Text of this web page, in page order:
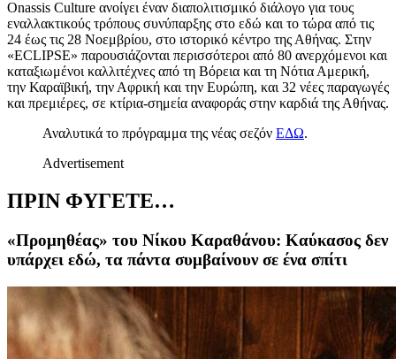
Onassis Culture ανοίγει έναν διαπολιτισμικό διάλογο για τους
εναλλακτικούς τρόπους συνύπαρξης στο εδώ και το τώρα από τις
24 έως τις 28 Νοεμβρίου, στο ιστορικό κέντρο της Αθήνας. Στην
«ECLIPSE» παρουσιάζονται περισσότεροι από 80 ανερχόμενοι και
καταξιωμένοι καλλιτέχνες από τη Βόρεια και τη Νότια Αμερική,
την Καραϊβική, την Αφρική και την Ευρώπη, και 32 νέες παραγωγές
και πρεμιέρες, σε κτίρια-σημεία αναφοράς στην καρδιά της Αθήνας.
Αναλυτικά το πρόγραμμα της νέας σεζόν ΕΔΩ.
Advertisement
ΠΡΙΝ ΦΥΓΕΤΕ…
«Προμηθέας» του Νίκου Καραθάνου: Καύκασος δεν
υπάρχει εδώ, τα πάντα συμβαίνουν σε ένα σπίτι